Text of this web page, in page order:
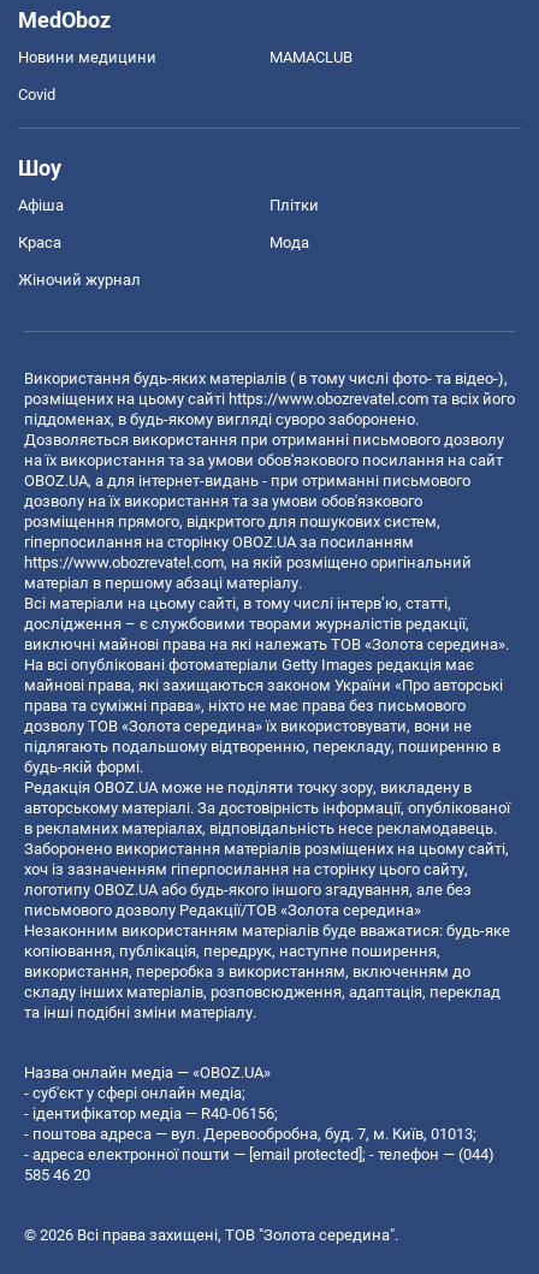
MedOboz
Новини медицини MAMACLUB
Covid
Шоу
Афіша Плітки
Краса Мода
Жіночий журнал
Використання будь-яких матеріалів ( в тому числі фото- та відео-),
розміщених на цьому сайті https://www.obozrevatel.com та всіх його
піддоменах, в будь-якому вигляді суворо заборонено.
Дозволяється використання при отриманні письмового дозволу
на їх використання та за умови обов'язкового посилання на сайт
OBOZ.UA, а для інтернет-видань - при отриманні письмового
дозволу на їх використання та за умови обов'язкового
розміщення прямого, відкритого для пошукових систем,
гіперпосилання на сторінку OBOZ.UA за посиланням
https://www.obozrevatel.com, на якій розміщено оригінальний
матеріал в першому абзаці матеріалу.
Всі матеріали на цьому сайті, в тому числі інтерв’ю, статті,
дослідження – є службовими творами журналістів редакції,
виключні майнові права на які належать ТОВ «Золота середина».
На всі опубліковані фотоматеріали Getty Images редакція має
майнові права, які захищаються законом України «Про авторські
права та суміжні права», ніхто не має права без письмового
дозволу ТОВ «Золота середина» їх використовувати, вони не
підлягають подальшому відтворенню, перекладу, поширенню в
будь-якій формі.
Редакція OBOZ.UA може не поділяти точку зору, викладену в
авторському матеріалі. За достовірність інформації, опублікованої
в рекламних матеріалах, відповідальність несе рекламодавець.
Заборонено використання матеріалів розміщених на цьому сайті,
хоч із зазначенням гіперпосилання на сторінку цього сайту,
логотипу OBOZ.UA або будь-якого іншого згадування, але без
письмового дозволу Редакції/ТОВ «Золота середина»
Незаконним використанням матеріалів буде вважатися: будь-яке
копiювання, публiкацiя, передрук, наступне поширення,
використання, переробка з використанням, включенням до
складу інших матеріалів, розповсюдження, адаптація, переклад
та інші подібні зміни матеріалу.
Назва онлайн медіа — «OBOZ.UA»
- суб'єкт у сфері онлайн медіа;
- ідентифікатор медіа — R40-06156;
- поштова адреса — вул. Деревообробна, буд. 7, м. Київ, 01013;
- адреса електронної пошти — [email protected] ; - телефон — (044)
585 46 20
© 2026 Всі права захищені, ТОВ "Золота середина".